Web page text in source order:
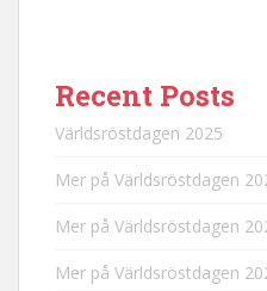
Recent Posts
Världsröstdagen 2025
Mer på Världsröstdagen
Mer på Världsröstdagen
Mer på Världsröstdagen